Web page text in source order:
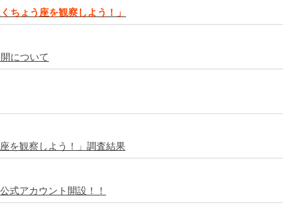
ちょう座を観察しよう！」
について
を観察しよう！」調査結果
式アカウント開設！！